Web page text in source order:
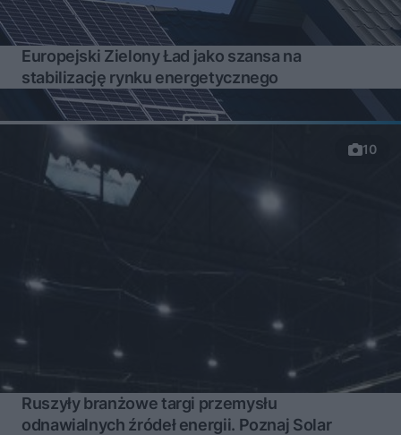
Europejski Zielony Ład jako szansa na
stabilizację rynku energetycznego
10
Ruszyły branżowe targi przemysłu
odnawialnych źródeł energii. Poznaj Solar